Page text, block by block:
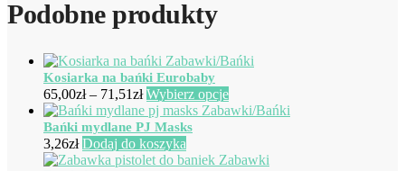
Podobne produkty
Kosiarka na bańki Eurobaby
65,00zł – 71,51złZakres
cen:
od
65,00zł
do
Wybierz opcjeTen
produkt
wariantów.
Bańki mydlane PJ Masks
3,26zł Dodaj do koszyka